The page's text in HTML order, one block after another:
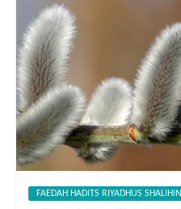
FAEDAH HADITS RIYADHUS SHALIHIN